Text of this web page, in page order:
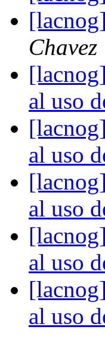
Chavez
al uso
al uso
al uso
al uso
al uso